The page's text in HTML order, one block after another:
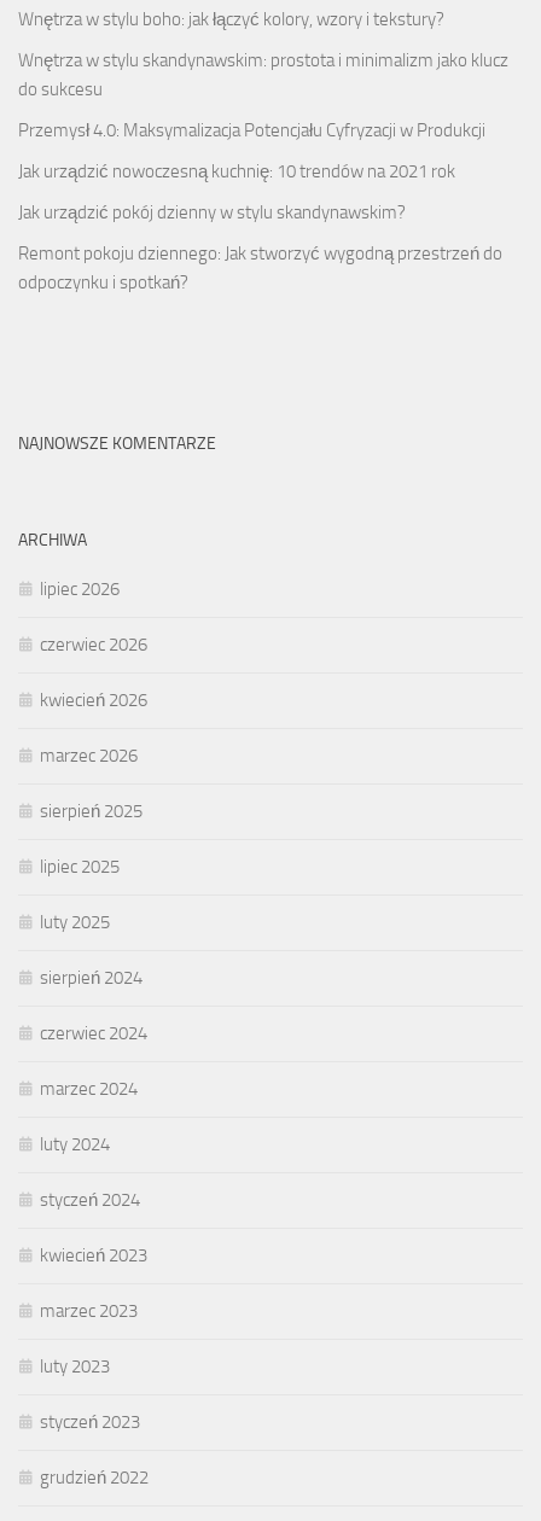
Wnętrza w stylu boho: jak łączyć kolory, wzory i tekstury?
Wnętrza w stylu skandynawskim: prostota i minimalizm jako klucz
do sukcesu
Przemysł 4.0: Maksymalizacja Potencjału Cyfryzacji w Produkcji
Jak urządzić nowoczesną kuchnię: 10 trendów na 2021 rok
Jak urządzić pokój dzienny w stylu skandynawskim?
Remont pokoju dziennego: Jak stworzyć wygodną przestrzeń do
odpoczynku i spotkań?
NAJNOWSZE KOMENTARZE
ARCHIWA
lipiec 2026
czerwiec 2026
kwiecień 2026
marzec 2026
sierpień 2025
lipiec 2025
luty 2025
sierpień 2024
czerwiec 2024
marzec 2024
luty 2024
styczeń 2024
kwiecień 2023
marzec 2023
luty 2023
styczeń 2023
grudzień 2022